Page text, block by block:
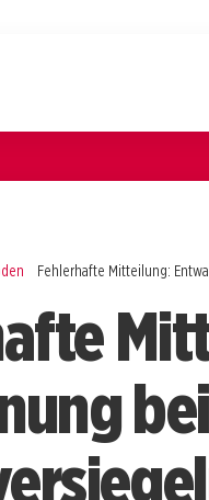
Fehlerhafte Mitteilung:
bei